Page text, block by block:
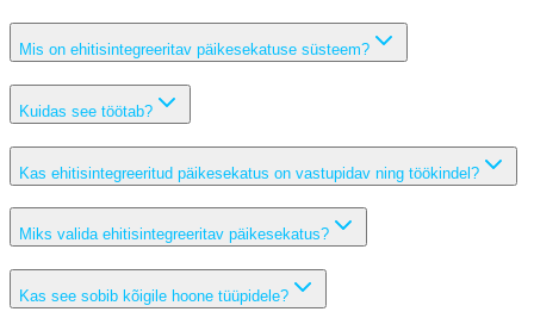
Mis on ehitisintegreeritav päikesekatuse süsteem?
Kuidas see töötab?
Kas ehitisintegreeritud päikesekatus on vastupidav ning töökindel?
Miks valida ehitisintegreeritav päikesekatus?
Kas see sobib kõigile hoone tüüpidele?